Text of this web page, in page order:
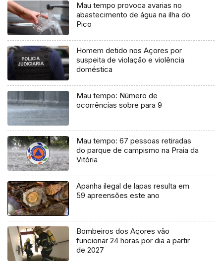
Mau tempo provoca avarias no
abastecimento de água na ilha do
Pico
Homem detido nos Açores por
suspeita de violação e violência
doméstica
Mau tempo: Número de
ocorrências sobre para 9
Mau tempo: 67 pessoas retiradas
do parque de campismo na Praia da
Vitória
Apanha ilegal de lapas resulta em
59 apreensões este ano
Bombeiros dos Açores vão
funcionar 24 horas por dia a partir
de 2027